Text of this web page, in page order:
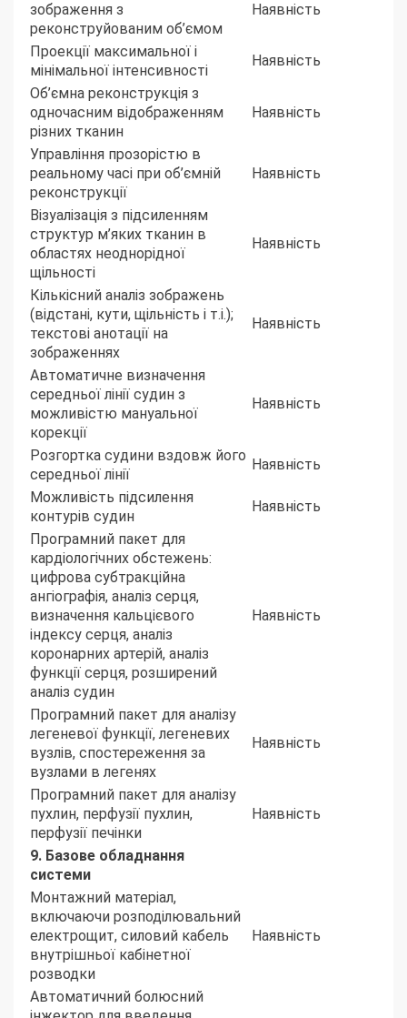
зображення з
реконструйованим об’ємом
Наявність
Проекції максимальної і
мінімальної інтенсивності
Наявність
Об’ємна реконструкція з
одночасним відображенням
різних тканин
Наявність
Управління прозорістю в
реальному часі при об’ємній
реконструкції
Наявність
Візуалізація з підсиленням
структур м’яких тканин в
областях неоднорідної
щільності
Наявність
Кількісний аналіз зображень
(відстані, кути, щільність і т.і.);
текстові анотації на
зображеннях
Наявність
Автоматичне визначення
середньої лінії судин з
можливістю мануальної
корекції
Наявність
Розгортка судини вздовж його
середньої лінії
Наявність
Можливість підсилення
контурів судин
Наявність
Програмний пакет для
кардіологічних обстежень:
цифрова субтракційна
ангіографія, аналіз серця,
визначення кальцієвого
індексу серця, аналіз
коронарних артерій, аналіз
функції серця, розширений
аналіз судин
Наявність
Програмний пакет для аналізу
легеневої функції, легеневих
вузлів, спостереження за
вузлами в легенях
Наявність
Програмний пакет для аналізу
пухлин, перфузії пухлин,
перфузії печінки
Наявність
9. Базове обладнання
системи
Монтажний матеріал,
включаючи розподілювальний
електрощит, силовий кабель
внутрішньої кабінетної
розводки
Наявність
Автоматичний болюсний